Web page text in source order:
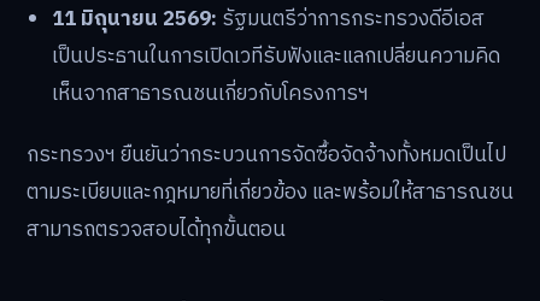
11 มิถุนายน 2569: รัฐมนตรีว่าการกระทรวงดีอีเอส
เป็นประธานในการเปิดเวทีรับฟังและแลกเปลี่ยนความคิด
เห็นจากสาธารณชนเกี่ยวกับโครงการฯ
กระทรวงฯ ยืนยันว่ากระบวนการจัดซื้อจัดจ้างทั้งหมดเป็นไป
ตามระเบียบและกฎหมายที่เกี่ยวข้อง และพร้อมให้สาธารณชน
สามารถตรวจสอบได้ทุกขั้นตอน